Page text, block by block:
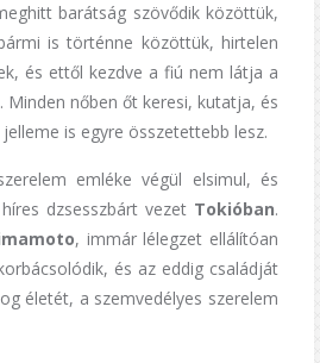
barátság szövődik közöttük,
is történne közöttük, hirtelen
és ettől kezdve a fiú nem látja a
nőben őt keresi, kutatja, és
is egyre összetettebb lesz.
emléke végül elsimul, és
dzsesszbárt vezet Tokióban.
, immár lélegzet ellálítóan
és az eddig családját
életét, a szemvedélyes szerelem